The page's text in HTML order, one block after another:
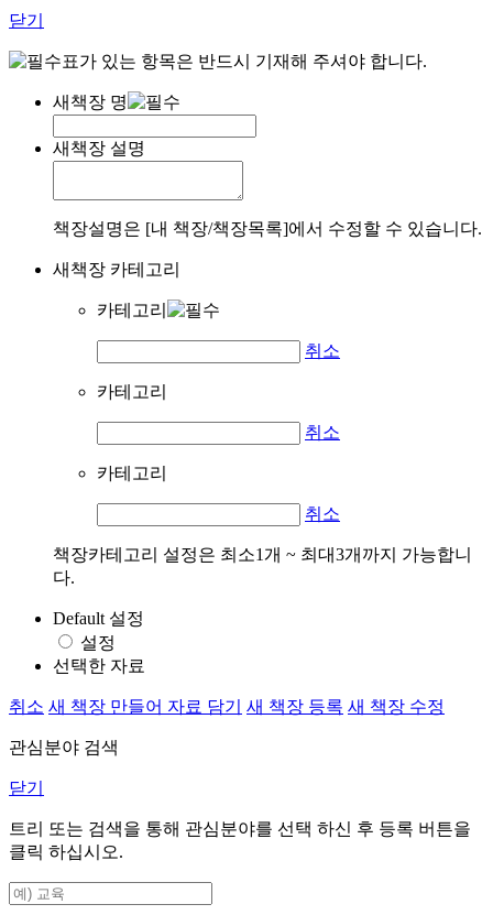
닫기
표가 있는 항목은 반드시 기재해 주셔야 합니다.
새책장 명
새책장 설명
책장설명은 [내 책장/책장목록]에서 수정할 수 있습니다.
새책장 카테고리
카테고리
취소
카테고리
취소
카테고리
취소
책장카테고리 설정은 최소1개 ~ 최대3개까지 가능합니
다.
Default 설정
설정
선택한 자료
취소 새 책장 만들어 자료 담기 새 책장 등록 새 책장 수정
관심분야 검색
닫기
트리 또는 검색을 통해 관심분야를 선택 하신 후 등록 버튼을
클릭 하십시오.